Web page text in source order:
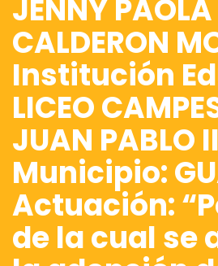
JENNY PAOLA
CALDERON
Institución
LICEO
JUAN PABLO
Municipio:
Actuación:
de la cual se